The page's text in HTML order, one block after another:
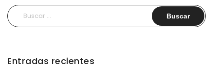
Buscar:
Entradas recientes